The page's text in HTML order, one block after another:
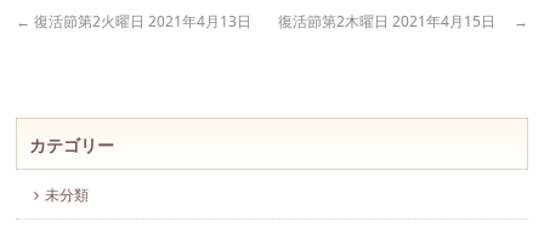
← 復活節第2火曜日 2021年4月13日 復活節第2木曜日 2021年4月15日 →
カテゴリー
未分類